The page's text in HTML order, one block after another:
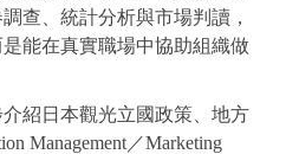
查、統計分析與市場判讀，
能在真實職場中協助組織做
紹日本觀光立國政策、地方
Management／Marketing